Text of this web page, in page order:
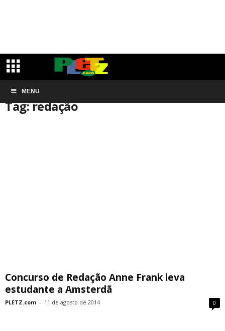
MENU
Início Tags
Tag: redação
Concurso de Redação Anne Frank leva
estudante a Amsterdã
PLETZ.com - 11 de agosto de 2014 0